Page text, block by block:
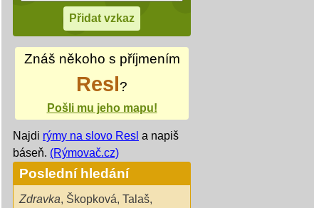
Znáš někoho s příjmením
Resl ?
Pošli mu jeho mapu!
Najdi rýmy na slovo Resl a napiš
báseň. (Rýmovač.cz)
Poslední hledání
Zdravka, Škopková, Talaš,